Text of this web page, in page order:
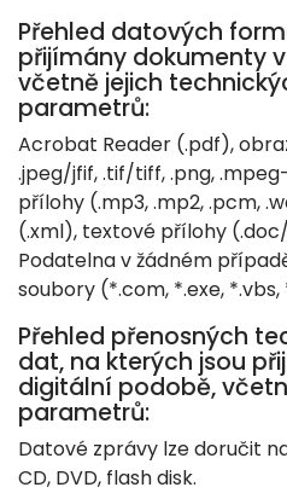
Přehled datových
přijímány dokumenty
včetně jejich
parametrů:
Acrobat Reader (.pdf),
.jpeg/jfif, .tif/tiff, .png,
přílohy (.mp3, .mp2, .pcm,
(.xml), textové přílohy
Podatelna v žádném
soubory (*.com, *.exe,
Přehled přenosných
dat, na kterých jsou
digitální podobě,
parametrů:
Datové zprávy lze doručit
CD, DVD, flash disk.